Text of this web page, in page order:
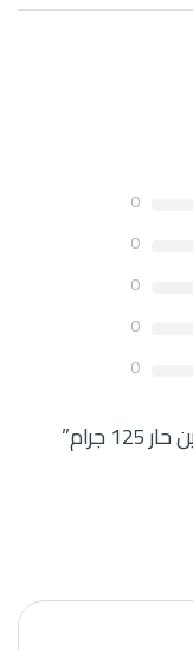
0
0
0
0
0